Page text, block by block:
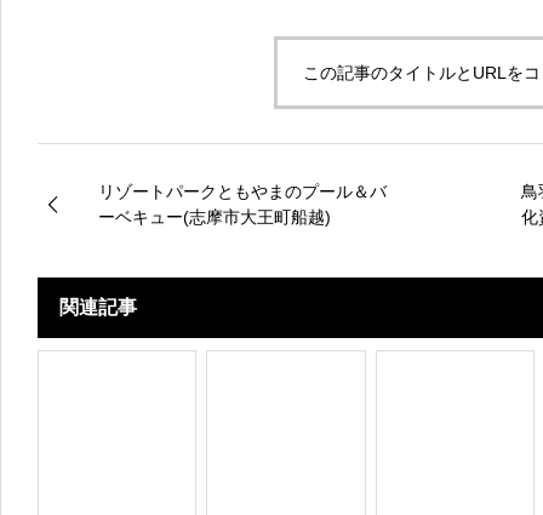
この記事のタイトルとURLを
リゾートパークともやまのプール＆バ
ーベキュー(志摩市大王町船越)
鳥
化
関連記事